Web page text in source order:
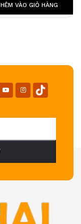
VÀO GIỎ HÀNG